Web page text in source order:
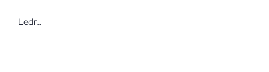
Ledragomma Pezzi-Eggball Farbige, ovale Gymnastikbälle